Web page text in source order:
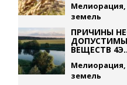
Мелиорация,
земель
ПРИЧИНЫ
ВЕЩЕСТВ
Мелиорация,
земель